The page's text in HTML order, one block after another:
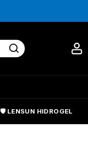
🛡️ LENSUN HIDROGEL